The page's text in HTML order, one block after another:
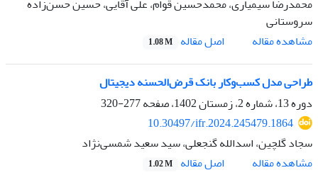
محمدرضا سیمیاری، محمدحسین قوام، علی آقایی، حسین حسن‌زاده
سروستانی
مشاهده مقاله
اصل مقاله 1.08 M
طراحی مدل کسب‌وکار بانک قرض‌الحسنه دیجیتال
دوره 13، شماره 2، زمستان 1402، صفحه
277-320
10.30497/ifr.2024.245479.1864
سجاد گلچین، اسدالله گنجعلی، سید سعید شمسی‌نژاد
مشاهده مقاله
اصل مقاله 1.02 M